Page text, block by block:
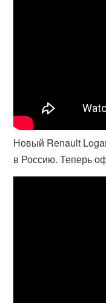
Новый Renault
в Россию. Теперь